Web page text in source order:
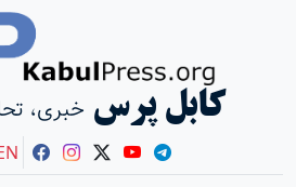
کابل پرس خبری، تحلیلی
EN